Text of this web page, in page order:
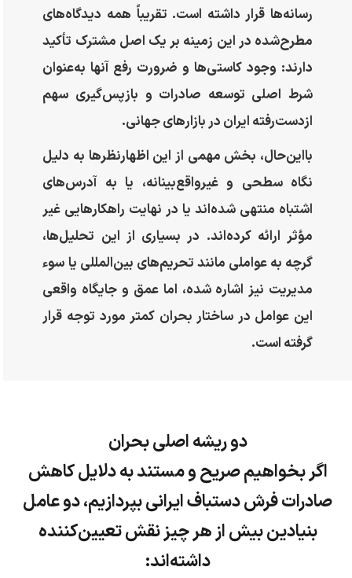
رسانه‌ها قرار داشته است. تقریباً همه دیدگاه‌های
مطرح‌شده در این زمینه بر یک اصل مشترک تأکید
دارند: وجود کاستی‌ها و ضرورت رفع آنها به‌عنوان
شرط اصلی توسعه صادرات و بازپس‌گیری سهم
ازدست‌رفته ایران در بازارهای جهانی.
بااین‌حال، بخش مهمی از این اظهارنظرها به دلیل
نگاه سطحی و غیرواقع‌بینانه، یا به آدرس‌های
اشتباه منتهی شده‌اند یا در نهایت راهکارهایی غیر
مؤثر ارائه کرده‌اند. در بسیاری از این تحلیل‌ها،
گرچه به عواملی مانند تحریم‌های بین‌المللی یا سوء
مدیریت نیز اشاره شده، اما عمق و جایگاه واقعی
این عوامل در ساختار بحران کمتر مورد توجه قرار
گرفته است.
دو ریشه اصلی بحران
اگر بخواهیم صریح و مستند به دلایل کاهش
صادرات فرش دستباف ایرانی بپردازیم، دو عامل
بنیادین بیش از هر چیز نقش تعیین‌کننده
داشته‌اند: